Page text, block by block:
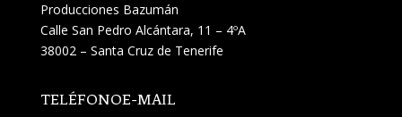
Producciones Bazumán
Calle San Pedro Alcántara, 11 – 4ºA
38002 – Santa Cruz de Tenerife
TELÉFONOE-MAIL